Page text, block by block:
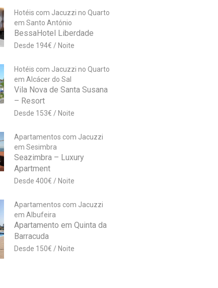
Hotéis com Jacuzzi no Quarto
em Santo António
BessaHotel Liberdade
194€
Hotéis com Jacuzzi no Quarto
em Alcácer do Sal
Vila Nova de Santa Susana
– Resort
153€
Apartamentos com Jacuzzi
em Sesimbra
Seazimbra – Luxury
Apartment
400€
Apartamentos com Jacuzzi
em Albufeira
Apartamento em Quinta da
Barracuda
150€